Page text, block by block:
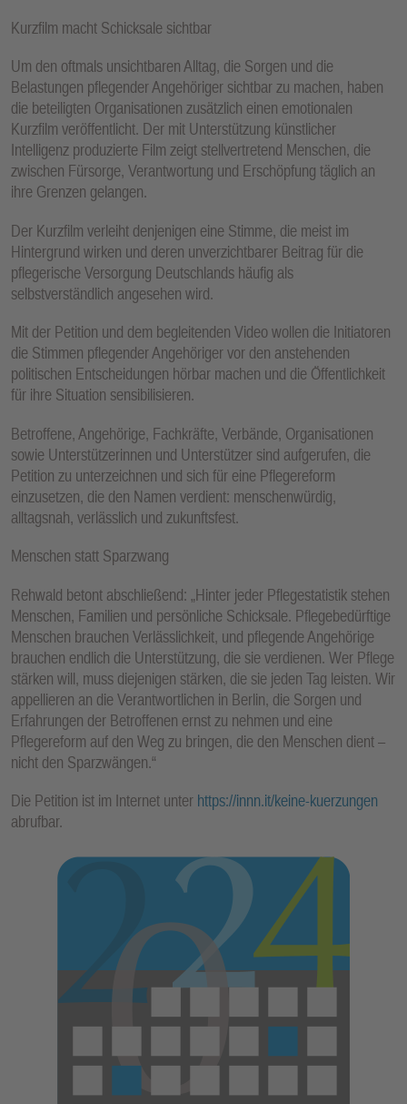
Kurzfilm macht Schicksale sichtbar
Um den oftmals unsichtbaren Alltag, die Sorgen und die
Belastungen pflegender Angehöriger sichtbar zu machen, haben
die beteiligten Organisationen zusätzlich einen emotionalen
Kurzfilm veröffentlicht. Der mit Unterstützung künstlicher
Intelligenz produzierte Film zeigt stellvertretend Menschen, die
zwischen Fürsorge, Verantwortung und Erschöpfung täglich an
ihre Grenzen gelangen.
Der Kurzfilm verleiht denjenigen eine Stimme, die meist im
Hintergrund wirken und deren unverzichtbarer Beitrag für die
pflegerische Versorgung Deutschlands häufig als
selbstverständlich angesehen wird.
Mit der Petition und dem begleitenden Video wollen die Initiatoren
die Stimmen pflegender Angehöriger vor den anstehenden
politischen Entscheidungen hörbar machen und die Öffentlichkeit
für ihre Situation sensibilisieren.
Betroffene, Angehörige, Fachkräfte, Verbände, Organisationen
sowie Unterstützerinnen und Unterstützer sind aufgerufen, die
Petition zu unterzeichnen und sich für eine Pflegereform
einzusetzen, die den Namen verdient: menschenwürdig,
alltagsnah, verlässlich und zukunftsfest.
Menschen statt Sparzwang
Rehwald betont abschließend: „Hinter jeder Pflegestatistik stehen
Menschen, Familien und persönliche Schicksale. Pflegebedürftige
Menschen brauchen Verlässlichkeit, und pflegende Angehörige
brauchen endlich die Unterstützung, die sie verdienen. Wer Pflege
stärken will, muss diejenigen stärken, die sie jeden Tag leisten. Wir
appellieren an die Verantwortlichen in Berlin, die Sorgen und
Erfahrungen der Betroffenen ernst zu nehmen und eine
Pflegereform auf den Weg zu bringen, die den Menschen dient –
nicht den Sparzwängen.“
Die Petition ist im Internet unter https://innn.it/keine-kuerzungen
abrufbar.